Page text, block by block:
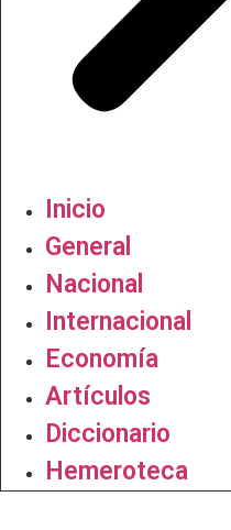
Inicio
General
Nacional
Internacional
Economía
Artículos
Diccionario
Hemeroteca